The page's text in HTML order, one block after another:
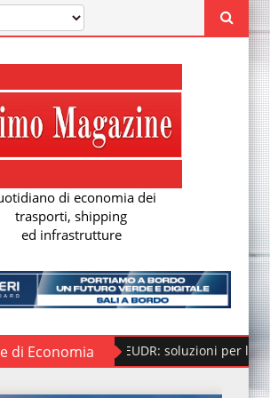
di economia dei
trasporti, shipping
ed infrastrutture
di Economia
EUDR: soluzioni per la nuova due